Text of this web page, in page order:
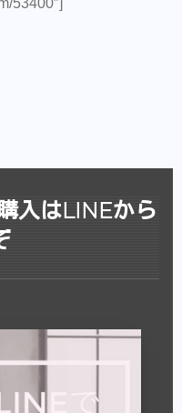
入はLINEから